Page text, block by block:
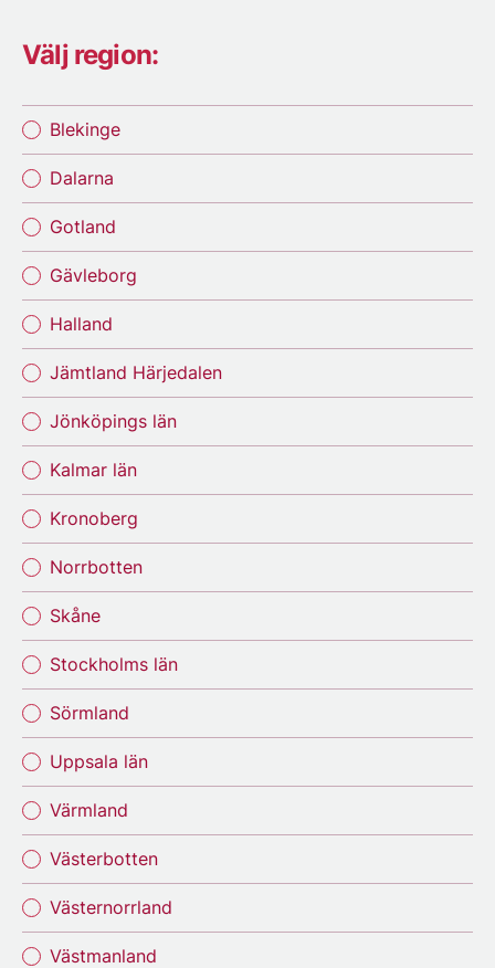
Välj region:
Blekinge
Dalarna
Gotland
Gävleborg
Halland
Jämtland Härjedalen
Jönköpings län
Kalmar län
Kronoberg
Norrbotten
Skåne
Stockholms län
Sörmland
Uppsala län
Värmland
Västerbotten
Västernorrland
Västmanland